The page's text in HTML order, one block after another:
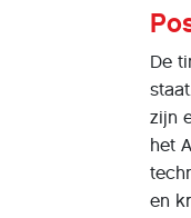
De
zijn
het
en